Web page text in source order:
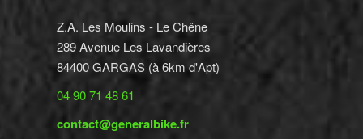
Z.A. Les Moulins - Le Chêne
289 Avenue Les Lavandières
84400 GARGAS (à 6km d'Apt)
04 90 71 48 61
contact@generalbike.fr